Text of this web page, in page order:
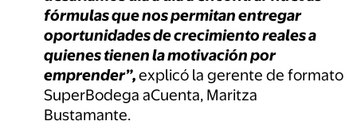
fórmulas que nos permitan entregar
oportunidades de crecimiento reales a
quienes tienen la motivación por
emprender”,explicó la gerente de formato
SuperBodega aCuenta, Maritza
Bustamante.